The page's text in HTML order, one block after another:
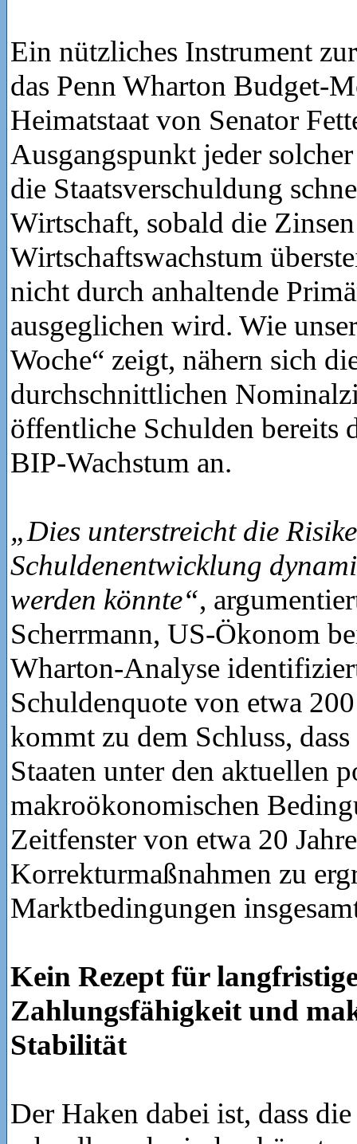
Ein nützliches Instrument
das Penn Wharton Budget-
Heimatstaat von Senator
Ausgangspunkt jeder
die Staatsverschuldung
Wirtschaft, sobald die
Wirtschaftswachstum
nicht durch anhaltende
ausgeglichen wird. Wie
Woche“ zeigt, nähern sich
durchschnittlichen
öffentliche Schulden bereits
BIP-Wachstum an.
„Dies unterstreicht die
Schuldenentwicklung
werden könnte“,
Scherrmann, US-Ökonom
Wharton-Analyse
Schuldenquote von etwa
kommt zu dem Schluss,
Staaten unter den aktuellen
makroökonomischen
Zeitfenster von etwa 20
Korrekturmaßnahmen zu
Marktbedingungen
Kein Rezept für
Zahlungsfähigkeit und
Stabilität
Der Haken dabei ist, dass